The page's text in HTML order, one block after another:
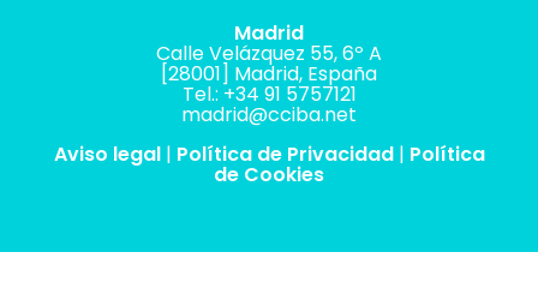
Madrid
Calle Velázquez 55, 6º A
[28001] Madrid, España
Tel.: +34 91 5757121
madrid@cciba.net
Aviso legal| Política de Privacidad| Política
de Cookies